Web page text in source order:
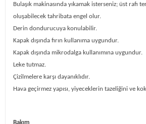
Bulaşık makinasında yıkamak isterseniz; üst rafı
oluşabilecek tahribata engel olur.
Derin dondurucuya konulabilir.
Kapak dışında fırın kullanıma uygundur.
Kapak dışında mikrodalga kullanımına uygundur.
Leke tutmaz.
Çizilmelere karşı dayanıklıdır.
Hava geçirmez yapısı, yiyeceklerin tazeliğini ve